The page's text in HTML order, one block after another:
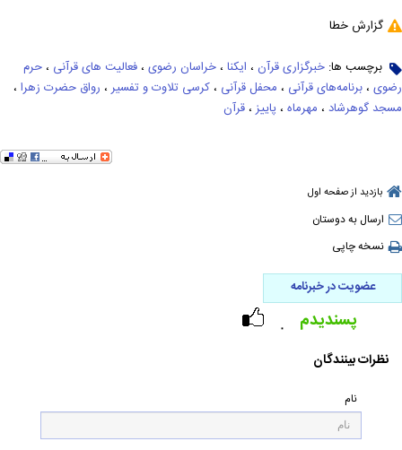
گزارش خطا
برچسب ها: خبرگزاری قرآن ، ایکنا ، خراسان رضوی ، فعالیت های قرآنی ، حرم
رضوی ، برنامه‌های قرآنی ، محفل قرآنی ، کرسی تلاوت و تفسیر ، رواق حضرت زهرا ،
مسجد گوهرشاد ، مهرماه ، پاییز ، قرآن
بازدید از صفحه اول
ارسال به دوستان
نسخه چاپی
عضویت در خبرنامه
۰ پسندیدم
نظرات بینندگان
نام